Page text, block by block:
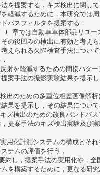
を提案する．キズ検出に関し
軽減するために，本研究では
パスフィルタを提案する．
章では自動車車体部品リユー
の後凹みの検出に有効と考え
えられる欠陥検査手法につい
射を軽減するための間接パター
案手法の撮影実験結果を提示
のための多重位相差画像解析
果を提示し，その結果について
ズ検出のための改良バンドパス
提案手法のキズ検出実験及び
用化計測システムの構成とそれ
テムの評価を行う．
約し，提案手法の実用化や，全
を構築するために，更なる研究